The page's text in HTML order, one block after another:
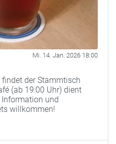
Mi. 14. Jan. 2026 18:00
der Stammtisch
(ab 19:00 Uhr) dient
und
willkommen!